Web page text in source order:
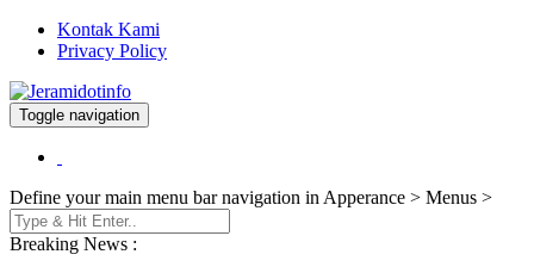
Kontak Kami
Privacy Policy
Jeramidotinfo
Berita dan Informasi Terkini
Toggle navigation
Define your main menu bar navigation in Apperance > Menus >
Breaking News :